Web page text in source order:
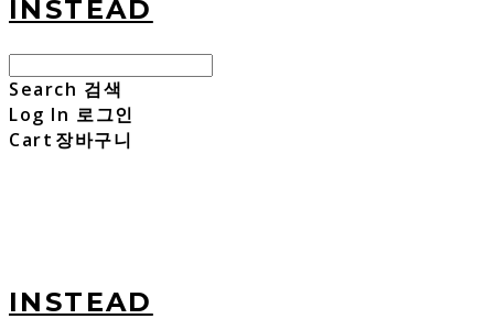
INSTEAD
Search 검색
Log In 로그인
Cart 장바구니
INSTEAD